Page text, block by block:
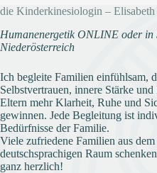
die Kinderkinesiologin –
Humanenergetik ONLINE oder in
Niederösterreich
Ich begleite Familien einfühlsam,
Selbstvertrauen, innere Stärke
Eltern mehr Klarheit, Ruhe und
gewinnen. Jede Begleitung ist
Bedürfnisse der Familie.
Viele zufriedene Familien aus dem
deutschsprachigen Raum
ganz herzlich!